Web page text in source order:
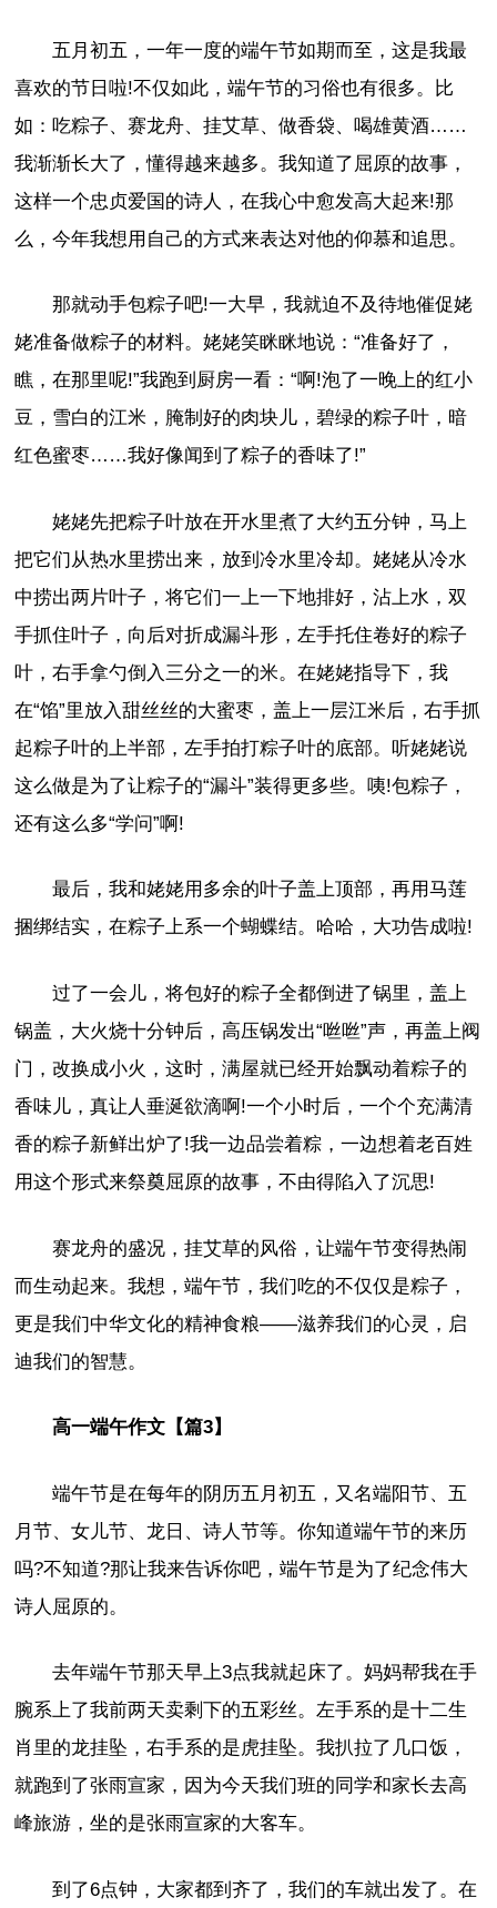
五月初五，一年一度的端午节如期而至，这是我最
喜欢的节日啦!不仅如此，端午节的习俗也有很多。比
如：吃粽子、赛龙舟、挂艾草、做香袋、喝雄黄酒……
我渐渐长大了，懂得越来越多。我知道了屈原的故事，
这样一个忠贞爱国的诗人，在我心中愈发高大起来!那
么，今年我想用自己的方式来表达对他的仰慕和追思。
那就动手包粽子吧!一大早，我就迫不及待地催促姥
姥准备做粽子的材料。姥姥笑眯眯地说：“准备好了，
瞧，在那里呢!”我跑到厨房一看：“啊!泡了一晚上的红小
豆，雪白的江米，腌制好的肉块儿，碧绿的粽子叶，暗
红色蜜枣……我好像闻到了粽子的香味了!”
姥姥先把粽子叶放在开水里煮了大约五分钟，马上
把它们从热水里捞出来，放到冷水里冷却。姥姥从冷水
中捞出两片叶子，将它们一上一下地排好，沾上水，双
手抓住叶子，向后对折成漏斗形，左手托住卷好的粽子
叶，右手拿勺倒入三分之一的米。在姥姥指导下，我
在“馅”里放入甜丝丝的大蜜枣，盖上一层江米后，右手抓
起粽子叶的上半部，左手拍打粽子叶的底部。听姥姥说
这么做是为了让粽子的“漏斗”装得更多些。咦!包粽子，
还有这么多“学问”啊!
最后，我和姥姥用多余的叶子盖上顶部，再用马莲
捆绑结实，在粽子上系一个蝴蝶结。哈哈，大功告成啦!
过了一会儿，将包好的粽子全都倒进了锅里，盖上
锅盖，大火烧十分钟后，高压锅发出“咝咝”声，再盖上阀
门，改换成小火，这时，满屋就已经开始飘动着粽子的
香味儿，真让人垂涎欲滴啊!一个小时后，一个个充满清
香的粽子新鲜出炉了!我一边品尝着粽，一边想着老百姓
用这个形式来祭奠屈原的故事，不由得陷入了沉思!
赛龙舟的盛况，挂艾草的风俗，让端午节变得热闹
而生动起来。我想，端午节，我们吃的不仅仅是粽子，
更是我们中华文化的精神食粮——滋养我们的心灵，启
迪我们的智慧。
高一端午作文【篇3】
端午节是在每年的阴历五月初五，又名端阳节、五
月节、女儿节、龙日、诗人节等。你知道端午节的来历
吗?不知道?那让我来告诉你吧，端午节是为了纪念伟大
诗人屈原的。
去年端午节那天早上3点我就起床了。妈妈帮我在手
腕系上了我前两天卖剩下的五彩丝。左手系的是十二生
肖里的龙挂坠，右手系的是虎挂坠。我扒拉了几口饭，
就跑到了张雨宣家，因为今天我们班的同学和家长去高
峰旅游，坐的是张雨宣家的大客车。
到了6点钟，大家都到齐了，我们的车就出发了。在